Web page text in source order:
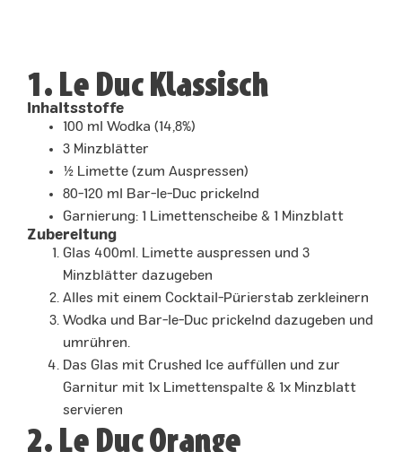
1. Le Duc Klassisch
Inhaltsstoffe
100 ml Wodka (14,8%)
3 Minzblätter
½ Limette (zum Auspressen)
80-120 ml Bar-le-Duc prickelnd
Garnierung: 1 Limettenscheibe & 1 Minzblatt
Zubereitung
Glas 400ml. Limette auspressen und 3
Minzblätter dazugeben
Alles mit einem Cocktail-Pürierstab zerkleinern
Wodka und Bar-le-Duc prickelnd dazugeben und
umrühren.
Das Glas mit Crushed Ice auffüllen und zur
Garnitur mit 1x Limettenspalte & 1x Minzblatt
servieren
2. Le Duc Orange